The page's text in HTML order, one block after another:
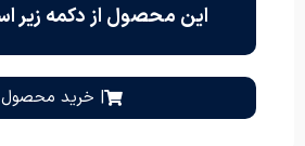
این محصول از دکمه زیر
| خرید محصول